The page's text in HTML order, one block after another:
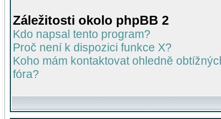
Záležitosti okolo phpBB 2
Kdo napsal tento program?
Proč není k dispozici funkce X?
Koho mám kontaktovat ohledně
fóra?